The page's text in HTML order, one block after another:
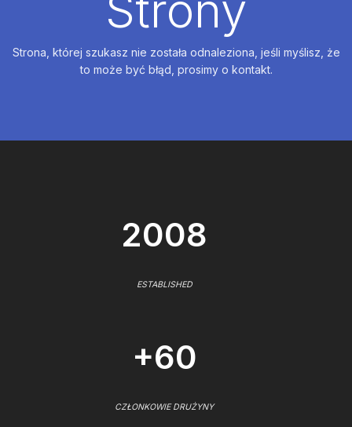
Strona, której szukasz nie została odnaleziona, jeśli myślisz, że
to może być błąd, prosimy o kontakt.
2008
ESTABLISHED
+60
CZŁONKOWIE DRUŻYNY